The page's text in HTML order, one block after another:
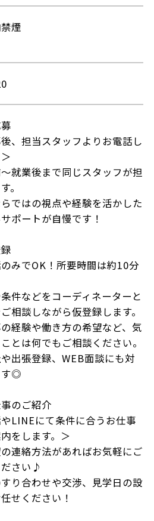
煙
、担当スタッフよりお電話し
就業後まで同じスタッフが担
。
ではの視点や経験を活かした
ポートが自慢です！
みでOK！所要時間は約10分
件などをコーディネーターと
相談しながら仮登録します。
経験や働き方の希望など、気
とは何でもご相談ください。
出張登録、WEB面談にも対
す◎
のご紹介
LINEにて条件に合うお仕事
をします。＞
連絡方法があればお気軽にご
さい♪
り合わせや交渉、見学日の設
せください！